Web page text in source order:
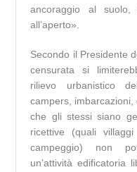
ancoraggio al suolo,
all’aperto».
Secondo il Presidente
censurata si
rilievo urbanistico
campers,
che gli stessi siano
ricettive (quali
campeggio) non
un’attività edificatoria